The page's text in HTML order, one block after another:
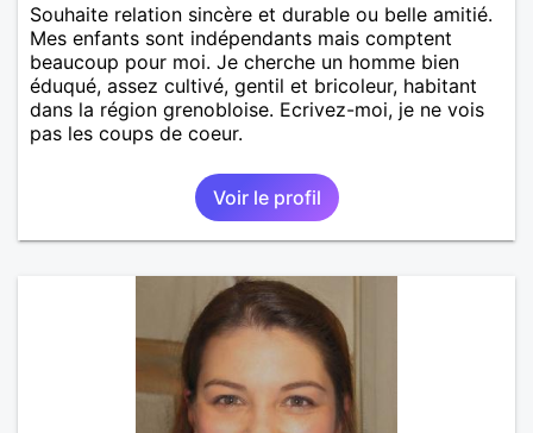
Souhaite relation sincère et durable ou belle amitié.
Mes enfants sont indépendants mais comptent
beaucoup pour moi. Je cherche un homme bien
éduqué, assez cultivé, gentil et bricoleur, habitant
dans la région grenobloise. Ecrivez-moi, je ne vois
pas les coups de coeur.
Voir le profil